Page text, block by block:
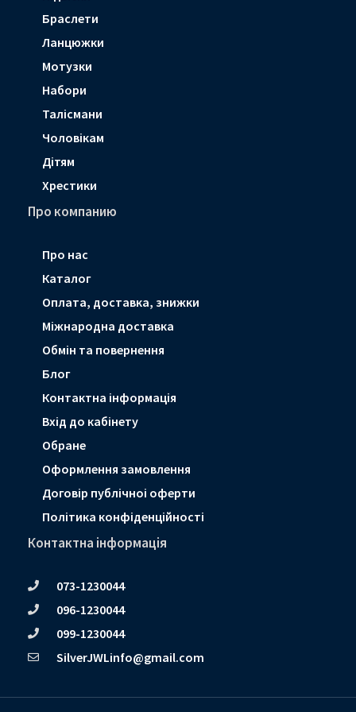
Браслети
Ланцюжки
Мотузки
Набори
Талісмани
Чоловікам
Дітям
Хрестики
Про компанию
Про нас
Каталог
Оплата, доставка, знижки
Мiжнародна доставка
Обмін та повернення
Блог
Контактна інформація
Вхід до кабінету
Обране
Оформлення замовлення
Договір публічноі оферти
Політика конфіденційності
Контактна інформація
073-1230044
096-1230044
099-1230044
SilverJWLinfo@gmail.com